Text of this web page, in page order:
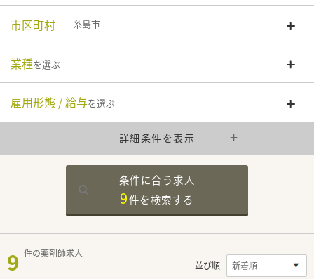
市区町村 糸島市
業種を選ぶ
雇用形態 / 給与を選ぶ
詳細条件を表示
条件に合う求人
9件を検索する
9 件の薬剤師求人
並び順